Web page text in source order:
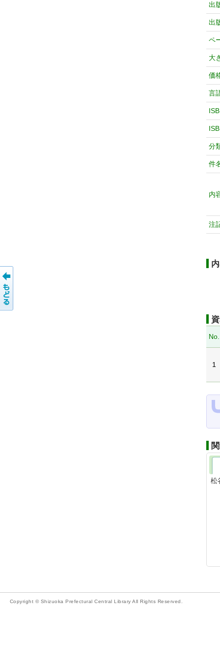
出
出
ペ
大
価
言
分
件
内
注
No.
1
松
Copyright © Shizuoka Prefectural Central Library All Rights Reserved.